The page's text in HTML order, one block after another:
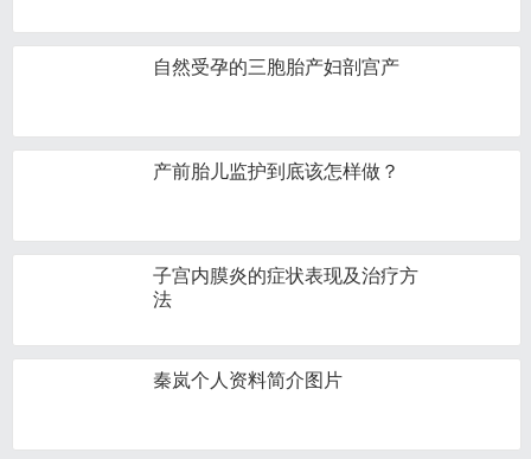
自然受孕的三胞胎产妇剖宫产
产前胎儿监护到底该怎样做？
子宫内膜炎的症状表现及治疗方
法
秦岚个人资料简介图片